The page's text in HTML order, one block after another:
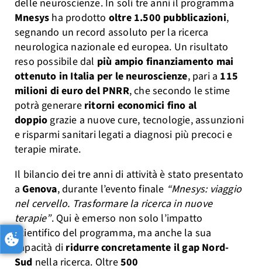
delle neuroscienze. In soli tre anni il programma
Mnesys ha prodotto oltre 1.500 pubblicazioni,
segnando un record assoluto per la ricerca
neurologica nazionale ed europea. Un risultato
reso possibile dal più ampio finanziamento mai
ottenuto in Italia per le neuroscienze, pari a 115
milioni di euro del PNRR, che secondo le stime
potrà generare ritorni economici fino al
doppiograzie a nuove cure, tecnologie, assunzioni
e risparmi sanitari legati a diagnosi più precoci e
terapie mirate.
Il bilancio dei tre anni di attività è stato presentato
aGenova, durante l’evento finale “Mnesys: viaggio
nel cervello. Trasformare la ricerca in nuove
terapie”. Qui è emerso non solo l’impatto
scientifico del programma, ma anche la sua
capacità di ridurre concretamente il gap Nord-
Sud nella ricerca. Oltre500